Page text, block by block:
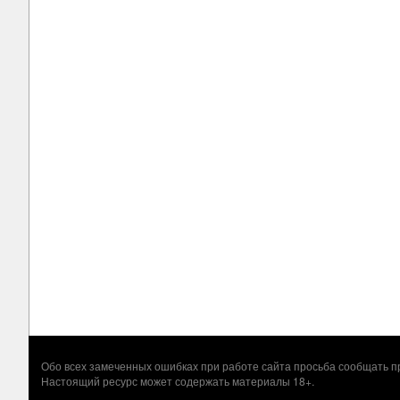
Обо всех замеченных ошибках при работе сайта просьба
Настоящий ресурс может содержать материалы 18+.